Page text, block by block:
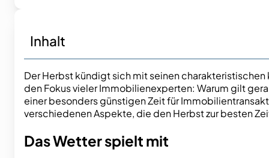
Inhalt
Der Herbst kündigt sich mit seinen
den Fokus vieler Immobilienexperten: Warum gilt
einer besonders günstigen Zeit für
verschiedenen Aspekte, die den Herbst zur besten
Das Wetter spielt mit